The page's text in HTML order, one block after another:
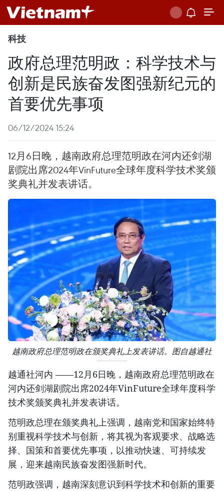
科技
政府总理范明政：科学技术与
创新是民族奋发图强新纪元的
首要优先事项
06/12/2024 15:24
12月6日晚，越南政府总理范明政在河内还剑湖
剧院出席2024年VinFuture全球年度科学技术奖颁
奖典礼并发表讲话。
越南政府总理范明政在颁奖典礼上发表讲话。图自越通社
越通社河内 ——12月6日晚，越南政府总理范明政在
河内还剑湖剧院出席2024年VinFuture全球年度科学
技术奖颁奖典礼并发表讲话。
范明政总理在颁奖典礼上强调，越南党和国家始终特
别重视科学技术与创新，将其视为客观要求、战略选
择、国策和首要优先事项，以推动快速、可持续发
展，迎来越南民族奋发图强新时代。
范明政强调，越南深刻意识到科学技术和创新的重要